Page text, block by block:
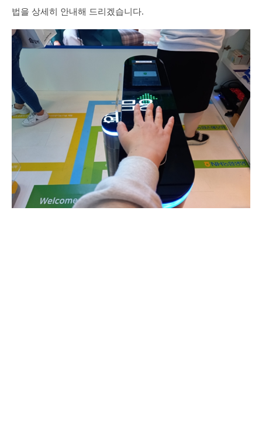
법을 상세히 안내해 드리겠습니다.